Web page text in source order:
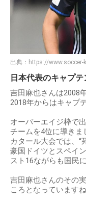
出典： https://www.soccer-
日本代表のキャプテ
吉田麻也さんは2008
2018年からはキャプ
オーバーエイジ枠で
チームを4位に導きま
カタール大会では、“
豪国ドイツとスペイ
スト16ながらも国民
吉田麻也さんのその
ころとなっていますね